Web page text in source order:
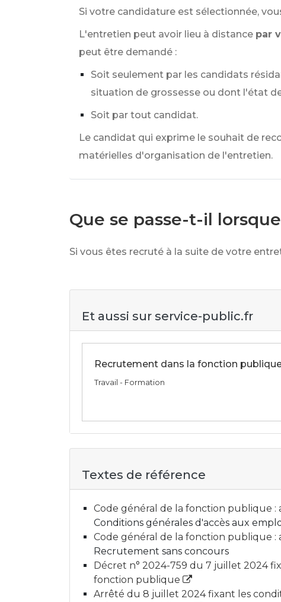
Si votre candidature est sélectionnée,
L'entretien peut avoir lieu à distance par
peut être demandé :
Soit seulement par les candidats
situation de grossesse ou dont l'état
Soit par tout candidat.
Le candidat qui exprime le souhait de
matérielles d'organisation de l'entretien.
Que se passe-t-il
Si vous êtes recruté à la suite de votre
Et aussi sur service-public.fr
Recrutement dans la fonction
Travail - Formation
Textes de référence
Code général de la fonction publique :
Conditions générales d'accès aux
Code général de la fonction publique :
Recrutement sans concours
Décret n° 2024-759 du 7 juillet 2024
fonction publique
Arrêté du 8 juillet 2024 fixant les